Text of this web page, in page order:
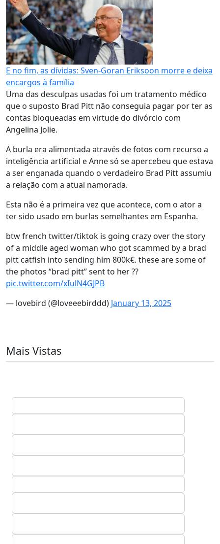
E no fim, as dívidas: Sven-Goran Eriksoon morre e deixa
encargos à família
Uma das desculpas usadas foi um tratamento médico
que o suposto Brad Pitt não conseguia pagar por ter as
contas bloqueadas em virtude do divórcio com
Angelina Jolie.
A burla era alimentada através de fotos com recurso a
inteligência artificial e Anne só se apercebeu que estava
a ser enganada quando o verdadeiro Brad Pitt assumiu
a relação com a atual namorada.
Esta não é a primeira vez que acontece, com o ator a
ter sido usado em burlas semelhantes em Espanha.
btw french twitter/tiktok is going crazy over the story
of a middle aged woman who got scammed by a brad
pitt catfish into sending him 800k€. these are some of
the photos “brad pitt” sent to her ??
pic.twitter.com/xIulN4GJPB
— lovebird (@loveeebirddd) January 13, 2025
Mais Vistas